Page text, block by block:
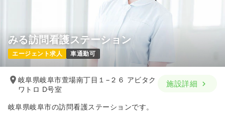
みる訪問看護ステーション
エージェント求人 車通勤可
岐阜県岐阜市萱場南丁目１−２６ アビタク
ワトロ D号室
施設詳細
岐阜県岐阜市の訪問看護ステーションです。